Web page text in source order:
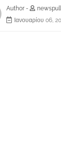
Author -
newspull
Ιανουαρίου 06,